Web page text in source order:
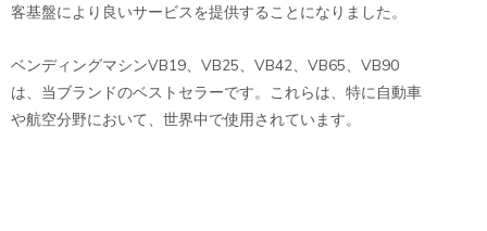
客基盤により良いサービスを提供することになりました。
ベンディングマシンVB19、VB25、VB42、VB65、VB90
は、当ブランドのベストセラーです。これらは、特に自動車
や航空分野において、世界中で使用されています。